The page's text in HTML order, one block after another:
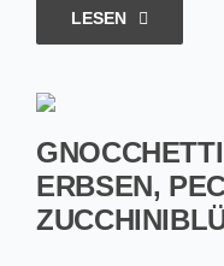
LESEN
ERBSEN,